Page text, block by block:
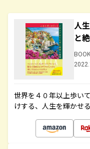
人
と
世界を４０年以上歩い
けする、人生を輝かせ